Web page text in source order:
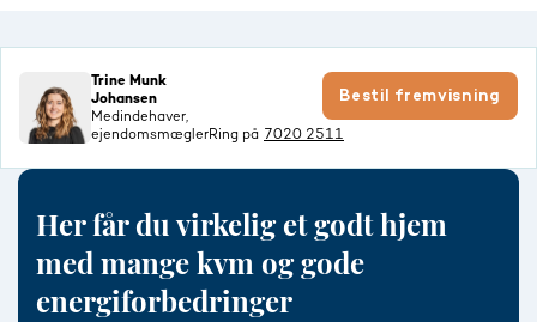
Trine Munk
Johansen
Medindehaver,
ejendomsmægler
Bestil fremvisning
Ring på 7020 2511
Her får du virkelig et godt hjem
med mange kvm og gode
energiforbedringer